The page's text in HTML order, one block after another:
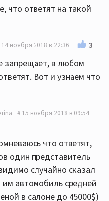
что ответят на такой
14 ноября 2018 в 22:36 3
запрещает, в любом
Вот и узнаем что
15 ноября 2018 в 09:54
что ответят,
один представитель
случайно сказал
им автомобиль средней
в салоне до 45000$)